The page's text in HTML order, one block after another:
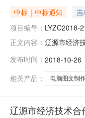
中标｜中标通知
项目编号： LYZC2018-
正文内容： 辽源市经济
息公告日期
发布时间： 2018-10-26
相关产品：
电脑图文制
辽源市经济技术